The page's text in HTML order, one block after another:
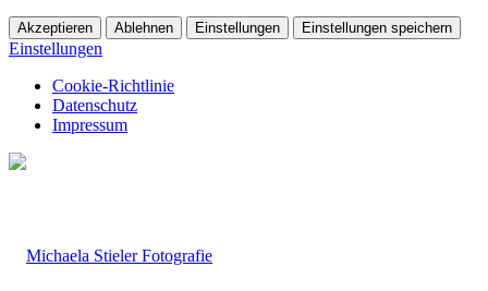
Akzeptieren Ablehnen Einstellungen Einstellungen speichern
Einstellungen
Cookie-Richtlinie
Datenschutz
Impressum